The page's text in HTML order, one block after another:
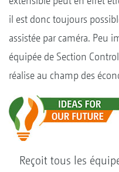
il est donc toujours
assistée par caméra. Peu
équipée de Section
réalise au champ des
Reçoit tous les